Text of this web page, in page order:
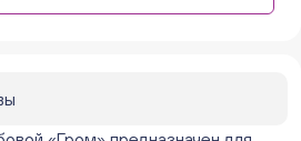
20:00
20:00